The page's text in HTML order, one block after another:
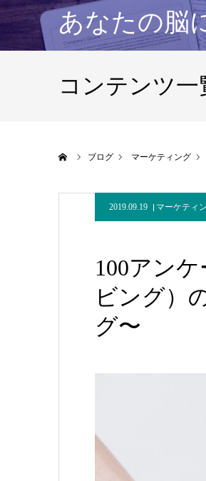
あなたの脳
コンテンツ一
ブログ マーケティング
2019.09.19 マーケティ
100アン
ビング）
グ〜